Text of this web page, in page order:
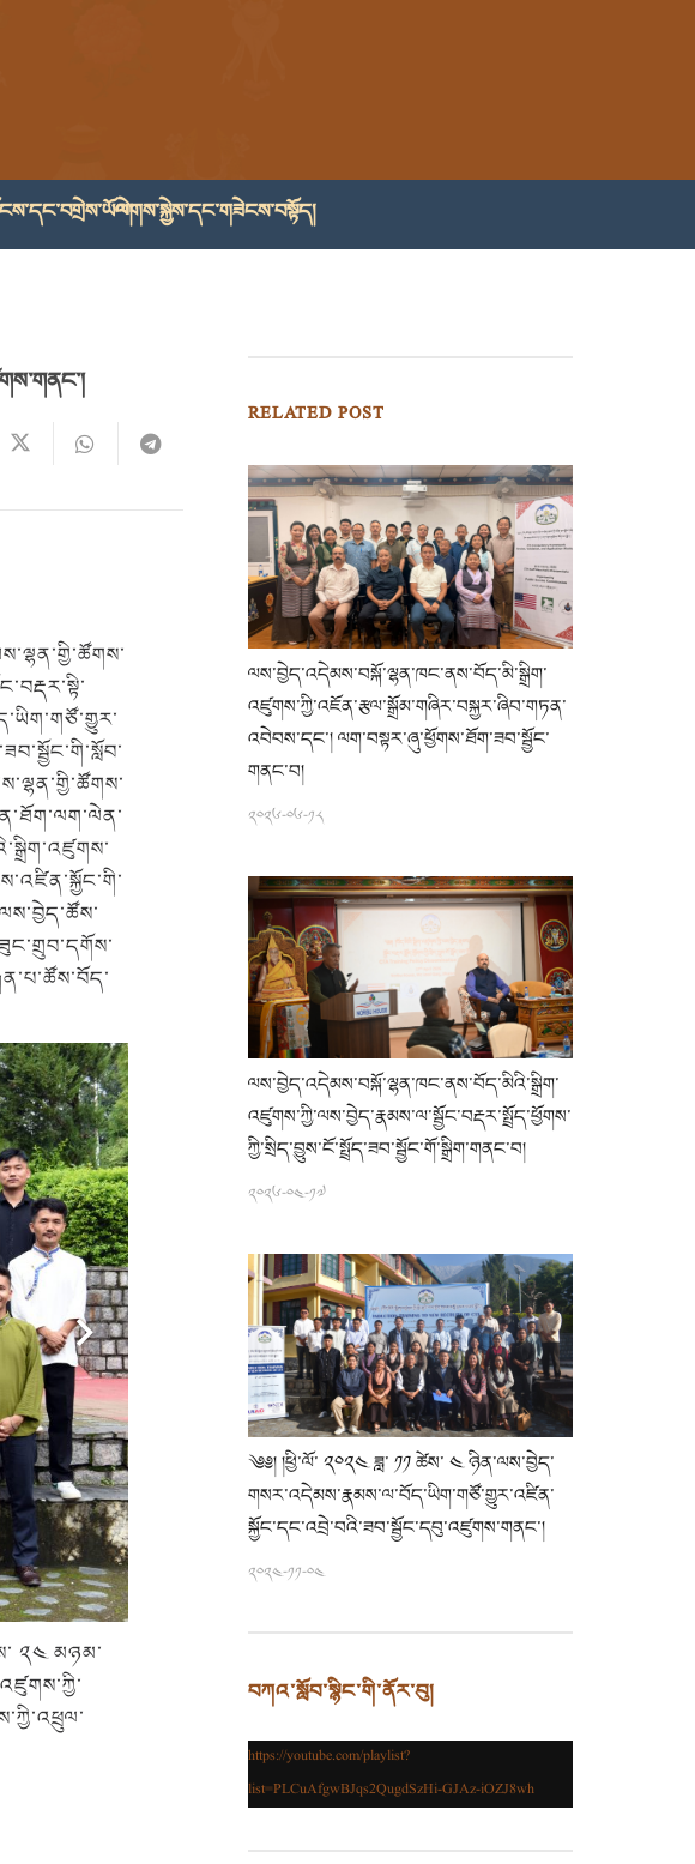
ལེགས་སྐྱེས་དང་གཟེངས་བསྟོད།
༢༤ མཉམ་
RELATED POST
ལས་བྱེད་འདེམས་བསྐོ་ལྷན་ཁང་ནས་བོད་མི་སྒྲིག་
འཛུགས་ཀྱི་འཇོན་རྩལ་སྒྲོམ་གཞིར་བསྐྱར་ཞིབ་གཏན་
འབེབས་དང་། ལག་བསྟར་ཞུ་ཕྱོགས་ཐོག་ཟབ་སྦྱོང་
གནང་བ།
༢༠༢༦-༠༦-༡༨
ལས་བྱེད་འདེམས་བསྐོ་ལྷན་ཁང་ནས་བོད་མིའི་སྒྲིག་
འཛུགས་ཀྱི་ལས་བྱེད་རྣམས་ལ་སྦྱོང་བརྡར་སྤྲོད་ཕྱོགས་
ཀྱི་སྲིད་བྱུས་ངོ་སྤྲོད་ཟབ་སྦྱོང་གོ་སྒྲིག་གནང་བ།
༢༠༢༦-༠༤-༡༧
༄༅། །ཕྱི་ལོ་ ༢༠༢༤ ཟླ་ ༡༡ ཚེས་ ༤ ཉིན་ལས་བྱེད་
གསར་འདེམས་རྣམས་ལ་བོད་ཡིག་གཙོ་གྱུར་འཛིན་
སྐྱོང་དང་འབྲེ་བའི་ཟབ་སྦྱོང་དབུ་འཛུགས་གནང་།
༢༠༢༤-༡༡-༠༤
བཀའ་སློབ་སྙིང་གི་ནོར་བུ།
https://youtube.com/playlist?
list=PLCuAfgwBJqs2QugdSzHi-GJAz-iOZJ8wh